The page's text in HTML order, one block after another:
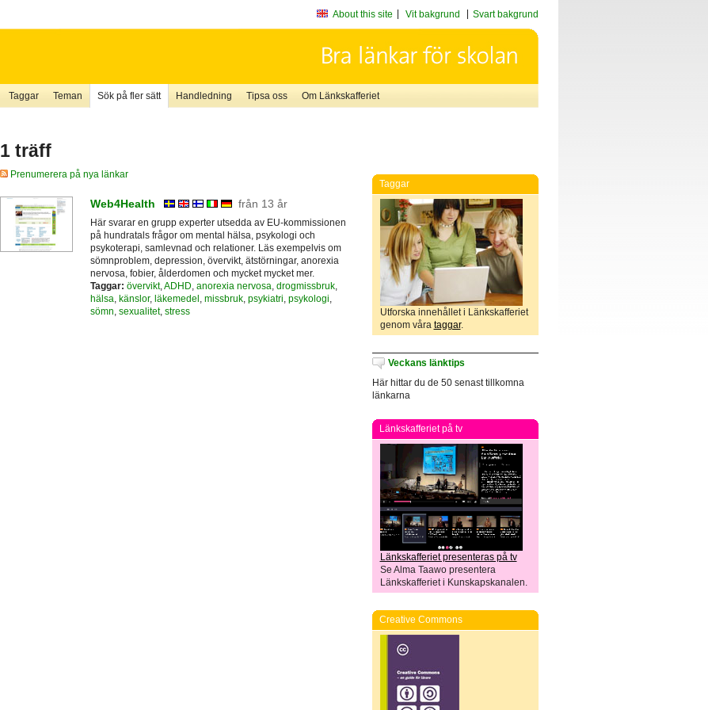
About this site Vit bakgrund Svart bakgrund
Taggar Teman Sök på fler sätt Handledning Tipsa oss Om Länkskafferiet
1 träff
Prenumerera på nya länkar
Web4Health från 13 år
Här svarar en grupp experter utsedda av EU-kommissionen
på hundratals frågor om mental hälsa, psykologi och
psykoterapi, samlevnad och relationer. Läs exempelvis om
sömnproblem, depression, övervikt, ätstörningar, anorexia
nervosa, fobier, ålderdomen och mycket mycket mer.
Taggar: övervikt, ADHD anorexia nervosa drogmissbruk,
hälsa känslor, läkemedel missbruk, psykiatri psykologi
sömn sexualitet, stress
Taggar
Utforska innehållet i Länkskafferiet
genom våra taggar.
Veckans länktips
Här hittar du de 50 senast tillkomna
länkarna
Länkskafferiet på tv
Länkskafferiet presenteras på tv
Se Alma Taawo presentera
Länkskafferiet i Kunskapskanalen.
Creative Commons